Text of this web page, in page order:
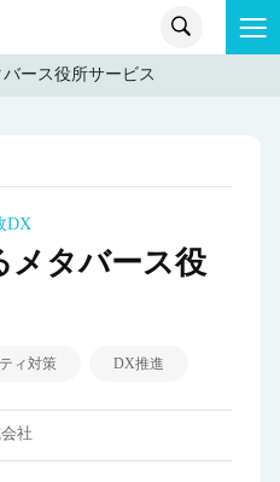
ース役所サービス
DX
メタバース役
ィ対策 DX推進
社